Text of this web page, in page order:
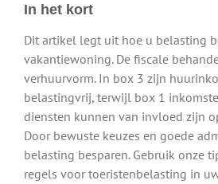
In het kort
Dit artikel legt uit hoe u belasting
vakantiewoning. De fiscale
verhuurvorm. In box 3 zijn
belastingvrij, terwijl box 1
diensten kunnen van invloed zijn
Door bewuste keuzes en goede
belasting besparen. Gebruik onze
regels voor toeristenbelasting in